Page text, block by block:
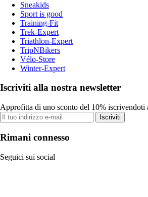
Sneakids
Sport is good
Training-Fit
Trek-Expert
Triathlon-Expert
TripNBikers
Vélo-Store
Winter-Expert
Iscriviti alla nostra newsletter
Approfitta di uno sconto del 10% iscrivendoti
Iscriviti
Rimani connesso
Seguici sui social